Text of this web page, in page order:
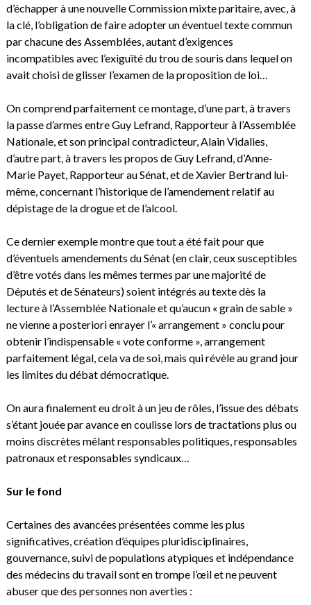
d’échapper à une nouvelle Commission mixte paritaire, avec, à
la clé, l’obligation de faire adopter un éventuel texte commun
par chacune des Assemblées, autant d’exigences
incompatibles avec l’exiguïté du trou de souris dans lequel on
avait choisi de glisser l’examen de la proposition de loi…
On comprend parfaitement ce montage, d’une part, à travers
la passe d’armes entre Guy Lefrand, Rapporteur à l’Assemblée
Nationale, et son principal contradicteur, Alain Vidalies,
d’autre part, à travers les propos de Guy Lefrand, d’Anne-
Marie Payet, Rapporteur au Sénat, et de Xavier Bertrand lui-
même, concernant l’historique de l’amendement relatif au
dépistage de la drogue et de l’alcool.
Ce dernier exemple montre que tout a été fait pour que
d’éventuels amendements du Sénat (en clair, ceux susceptibles
d’être votés dans les mêmes termes par une majorité de
Députés et de Sénateurs) soient intégrés au texte dès la
lecture à l’Assemblée Nationale et qu’aucun « grain de sable »
ne vienne a posteriori enrayer l’« arrangement » conclu pour
obtenir l’indispensable « vote conforme », arrangement
parfaitement légal, cela va de soi, mais qui révèle au grand jour
les limites du débat démocratique.
On aura finalement eu droit à un jeu de rôles, l’issue des débats
s’étant jouée par avance en coulisse lors de tractations plus ou
moins discrètes mêlant responsables politiques, responsables
patronaux et responsables syndicaux…
Sur le fond
Certaines des avancées présentées comme les plus
significatives, création d’équipes pluridisciplinaires,
gouvernance, suivi de populations atypiques et indépendance
des médecins du travail sont en trompe l’œil et ne peuvent
abuser que des personnes non averties :